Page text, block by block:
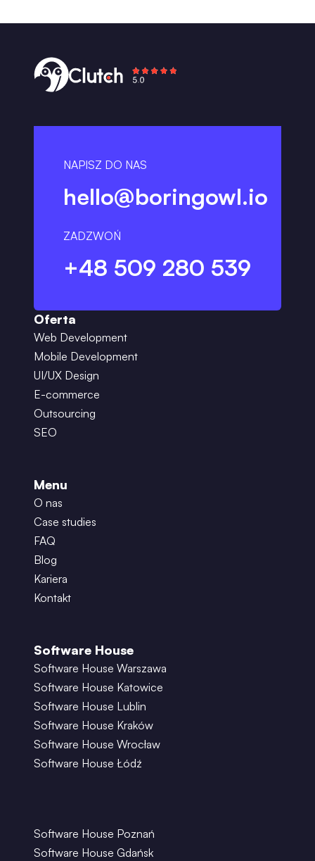
NAPISZ DO NAS
hello@boringowl.io
ZADZWOŃ
+48 509 280 539
Oferta
Web Development
Mobile Development
UI/UX Design
E-commerce
Outsourcing
SEO
Menu
O nas
Case studies
FAQ
Blog
Kariera
Kontakt
Software House
Software House Warszawa
Software House Katowice
Software House Lublin
Software House Kraków
Software House Wrocław
Software House Łódź
Software House Poznań
Software House Gdańsk